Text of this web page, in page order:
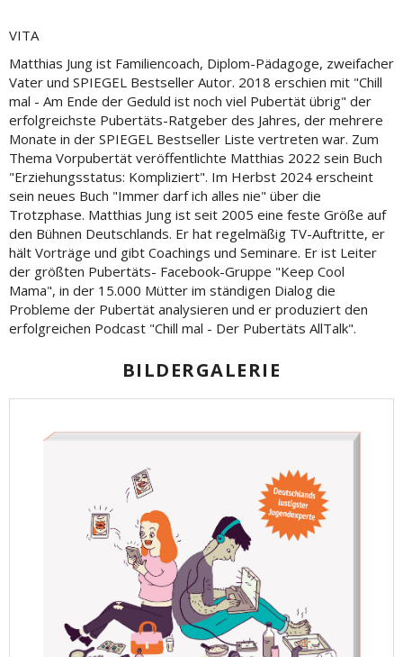
VITA
Matthias Jung ist Familiencoach, Diplom-Pädagoge, zweifacher
Vater und SPIEGEL Bestseller Autor. 2018 erschien mit "Chill
mal - Am Ende der Geduld ist noch viel Pubertät übrig" der
erfolgreichste Pubertäts-Ratgeber des Jahres, der mehrere
Monate in der SPIEGEL Bestseller Liste vertreten war. Zum
Thema Vorpubertät veröffentlichte Matthias 2022 sein Buch
"Erziehungsstatus: Kompliziert". Im Herbst 2024 erscheint
sein neues Buch "Immer darf ich alles nie" über die
Trotzphase. Matthias Jung ist seit 2005 eine feste Größe auf
den Bühnen Deutschlands. Er hat regelmäßig TV-Auftritte, er
hält Vorträge und gibt Coachings und Seminare. Er ist Leiter
der größten Pubertäts- Facebook-Gruppe "Keep Cool
Mama", in der 15.000 Mütter im ständigen Dialog die
Probleme der Pubertät analysieren und er produziert den
erfolgreichen Podcast "Chill mal - Der Pubertäts AllTalk".
BILDERGALERIE